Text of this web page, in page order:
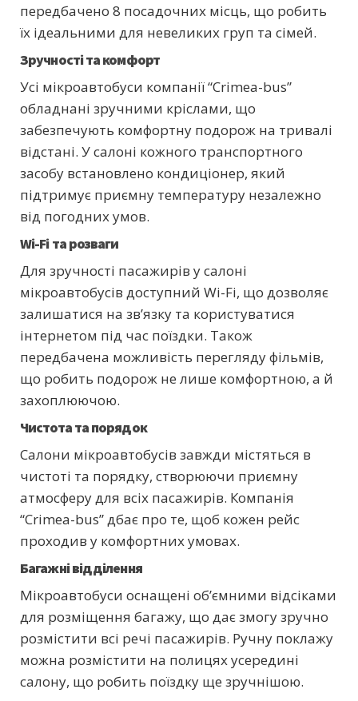
передбачено 8 посадочних місць, що робить
їх ідеальними для невеликих груп та сімей.
Зручності та комфорт
Усі мікроавтобуси компанії “Crimea-bus”
обладнані зручними кріслами, що
забезпечують комфортну подорож на тривалі
відстані. У салоні кожного транспортного
засобу встановлено кондиціонер, який
підтримує приємну температуру незалежно
від погодних умов.
Wi-Fi та розваги
Для зручності пасажирів у салоні
мікроавтобусів доступний Wi-Fi, що дозволяє
залишатися на зв’язку та користуватися
інтернетом під час поїздки. Також
передбачена можливість перегляду фільмів,
що робить подорож не лише комфортною, а й
захоплюючою.
Чистота та порядок
Салони мікроавтобусів завжди містяться в
чистоті та порядку, створюючи приємну
атмосферу для всіх пасажирів. Компанія
“Crimea-bus” дбає про те, щоб кожен рейс
проходив у комфортних умовах.
Багажні відділення
Мікроавтобуси оснащені об’ємними відсіками
для розміщення багажу, що дає змогу зручно
розмістити всі речі пасажирів. Ручну поклажу
можна розмістити на полицях усередині
салону, що робить поїздку ще зручнішою.